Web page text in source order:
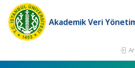
Akademik Veri